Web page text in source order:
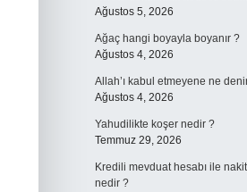
Ağustos 5, 2026
Ağaç hangi boyayla boyanır ?
Ağustos 4, 2026
Allah’ı kabul etmeyene ne
Ağustos 4, 2026
Yahudilikte koşer nedir ?
Temmuz 29, 2026
Kredili mevduat hesabı ile
nedir ?